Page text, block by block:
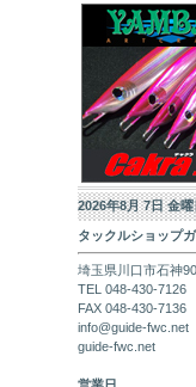
2026年8月 7日 金曜
タックルショップ
埼玉県川口市石神
TEL 048-430-7126
FAX 048-430-7136
info@guide-fwc.net
guide-fwc.net